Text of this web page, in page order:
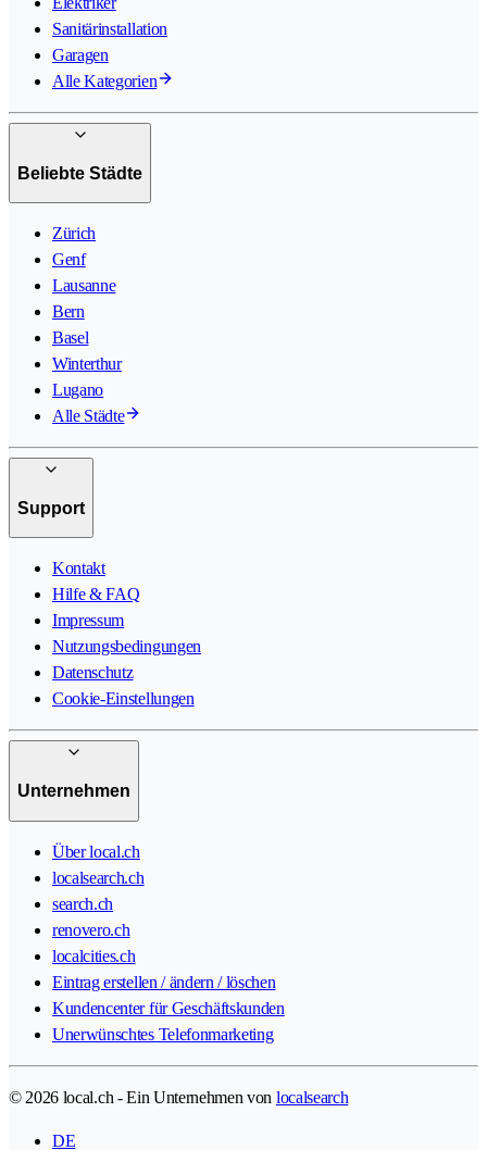
Sanitärinstallation
Garagen
Alle Kategorien
Beliebte Städte
Zürich
Genf
Lausanne
Bern
Basel
Winterthur
Lugano
Alle Städte
Support
Kontakt
Hilfe & FAQ
Impressum
Nutzungsbedingungen
Datenschutz
Cookie-Einstellungen
Unternehmen
Über local.ch
localsearch.ch
search.ch
renovero.ch
localcities.ch
Eintrag erstellen / ändern / löschen
Kundencenter für Geschäftskunden
Unerwünschtes Telefonmarketing
© 2026 local.ch - Ein Unternehmen von localsearch
DE